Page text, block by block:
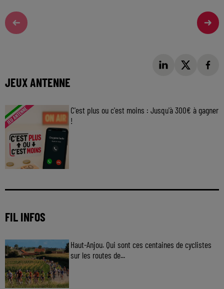
JEUX ANTENNE
C'est plus ou c'est moins : Jusqu'à 300€ à gagner
!
FIL INFOS
Haut-Anjou. Qui sont ces centaines de cyclistes
sur les routes de...